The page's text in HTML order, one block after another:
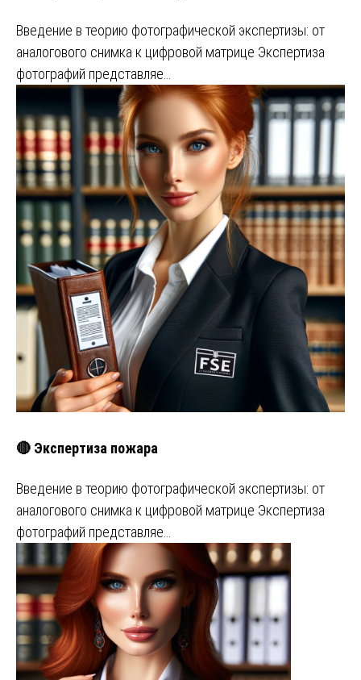
Введение в теорию фотографической экспертизы: от
аналогового снимка к цифровой матрице Экспертиза
фотографий представляе…
🔴 Экспертиза пожара
Введение в теорию фотографической экспертизы: от
аналогового снимка к цифровой матрице Экспертиза
фотографий представляе…